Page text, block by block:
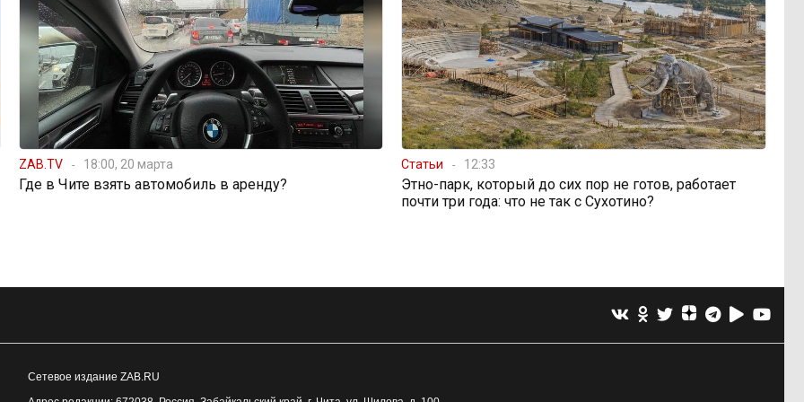
ZAB.TV 18:00, 20 марта
Где в Чите взять автомобиль в аренду?
Статьи 12:33
Этно-парк, который до сих пор не готов, работает
почти три года: что не так с Сухотино?
Сетевое издание ZAB.RU